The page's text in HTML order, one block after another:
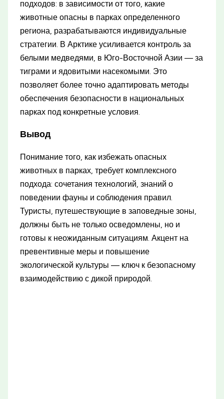
подходов: в зависимости от того, какие
животные опасны в парках определенного
региона, разрабатываются индивидуальные
стратегии. В Арктике усиливается контроль за
белыми медведями, в Юго-Восточной Азии — за
тиграми и ядовитыми насекомыми. Это
позволяет более точно адаптировать методы
обеспечения безопасности в национальных
парках под конкретные условия.
Вывод
Понимание того, как избежать опасных
животных в парках, требует комплексного
подхода: сочетания технологий, знаний о
поведении фауны и соблюдения правил.
Туристы, путешествующие в заповедные зоны,
должны быть не только осведомлены, но и
готовы к неожиданным ситуациям. Акцент на
превентивные меры и повышение
экологической культуры — ключ к безопасному
взаимодействию с дикой природой.